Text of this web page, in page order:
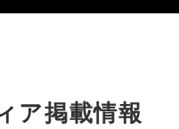
ア掲載情報